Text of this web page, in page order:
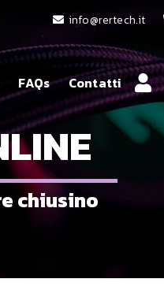
info@rertech.it
FAQs Contatti
chiusino